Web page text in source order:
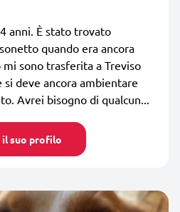
anni. È stato trovato
quando era ancora
sono trasferita a Treviso
deve ancora ambientare
Avrei bisogno di qualcun...
il suo profilo